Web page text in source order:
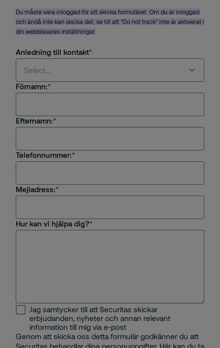
Du måste vara inloggad för att skicka formuläret. Om du är inloggad
och ändå inte kan skicka det, se till att "Do not track" inte är aktiverat i
din webbläsares inställningar.
Anledning till kontakt
Select...
Jag är intresserad av en tjänst eller
säkerhetslösning från Securitas
Jag är kund hos Securitas
Övrigt
Förnamn:
Efternamn:
Telefonnummer:
Mejladress:
Hur kan vi hjälpa dig?
Jag samtycker till att Securitas skickar
erbjudanden, nyheter och annan relevant
information till mig via e-post
Genom att skicka oss detta formulär godkänner du att
Securitas behandlar dina personuppgifter. Här kan du ta